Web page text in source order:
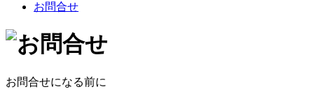
お問合せ
お問合せになる前に